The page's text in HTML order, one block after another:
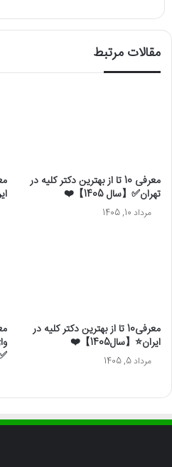
مقالات مرتبط
معرفی 10 تا از بهترین دکتر کلیه در
تهران✅【سال 1405】❤️
مرداد 10, 1405
معرفی10 تا از بهترین دکتر کلیه در
ایران⭐【سال1405】❤️
مرداد 5, 1405